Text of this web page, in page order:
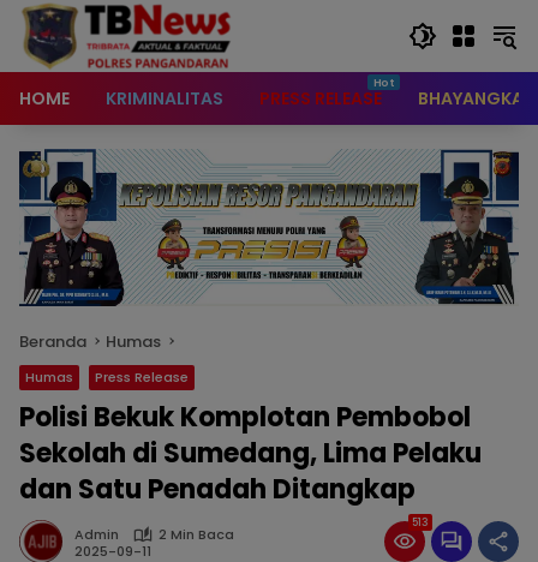
content
HOME KRIMINALITAS PRESS RELEASE BHAYANGKARI
Beranda Humas
Humas Press Release
Polisi Bekuk Komplotan Pembobol
Sekolah di Sumedang, Lima Pelaku
dan Satu Penadah Ditangkap
Admin
2 Min Baca
2025-09-11
513